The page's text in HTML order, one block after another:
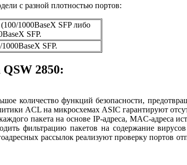
с разной плотностью портов:
1000BaseX SFP либо
SFP.
SFP.
2850:
количество функций безопасности,
ACL на микросхемах ASIC гарантируют
пакета на основе IP-адреса, MAC-адреса
фильтрацию пакетов на содержание
рассылок реализуют проверку портов